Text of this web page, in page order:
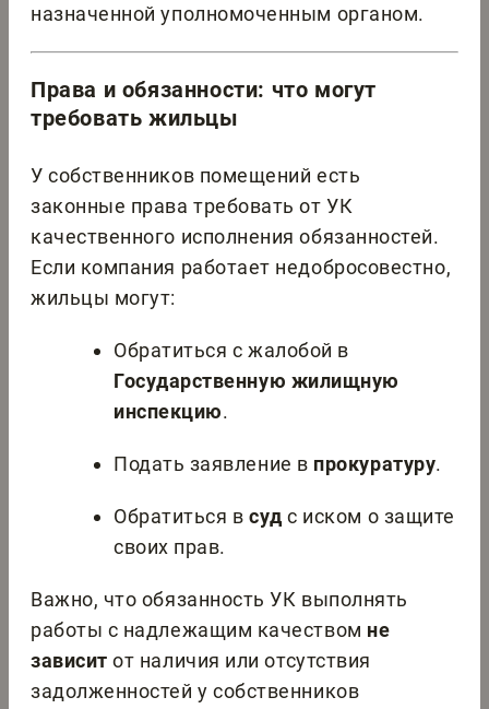
назначенной уполномоченным органом.
Права и обязанности: что могут
требовать жильцы
У собственников помещений есть
законные права требовать от УК
качественного исполнения обязанностей.
Если компания работает недобросовестно,
жильцы могут:
Обратиться с жалобой в
Государственную жилищную
инспекцию.
Подать заявление в прокуратуру.
Обратиться всуд с иском о защите
своих прав.
Важно, что обязанность УК выполнять
работы с надлежащим качеством не
зависит от наличия или отсутствия
задолженностей у собственников